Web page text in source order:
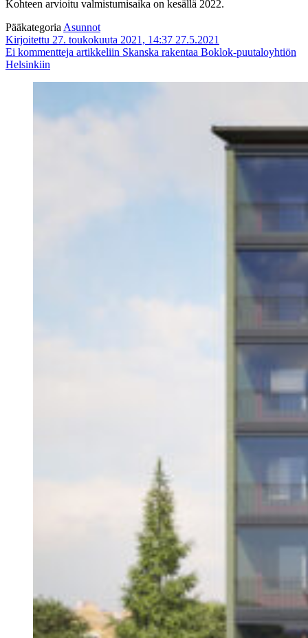
Kohteen arvioitu valmistumisaika on kesällä 2022.
Pääkategoria Asunnot
Kirjoitettu 27. toukokuuta 2021, 14:37 27.5.2021
Ei kommentteja artikkeliin Skanska rakentaa Boklok-puutaloyhtiön
Helsinkiin